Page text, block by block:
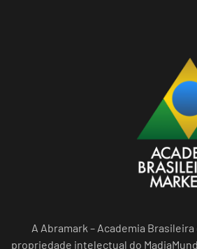
A Abramark – Academia
propriedade intelectual do